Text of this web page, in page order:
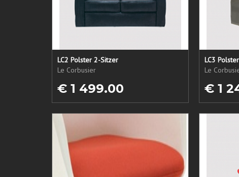
LC2 Polster 2-Sitzer
Le Corbusier
€ 1 499.00
LC3
Le
€ 1